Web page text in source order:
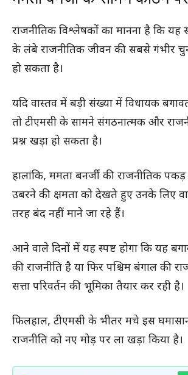
राजनीतिक विश्लेषकों का मानना है कि यह
के लंबे राजनीतिक जीवन की सबसे गंभीर
हो सकता है।
यदि वास्तव में बड़ी संख्या में विधायक
तो टीएमसी के सामने संगठनात्मक और
प्रश्न खड़ा हो सकता है।
हालांकि, ममता बनर्जी की राजनीतिक
उबरने की क्षमता को देखते हुए उनके लिए
तरह बंद नहीं माने जा रहे हैं।
आने वाले दिनों में यह स्पष्ट होगा कि यह
की राजनीति है या फिर पश्चिम बंगाल की
सत्ता परिवर्तन की भूमिका तैयार कर रही है।
फिलहाल, टीएमसी के भीतर मचे इस
राजनीति को नए मोड़ पर ला खड़ा किया है।